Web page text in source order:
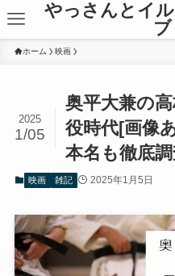
やっさんとイ
ホーム 映画
奥平大兼の
役時代[画像
本名も徹底調
2025
1/05
映画 雑記 2025年1月5日